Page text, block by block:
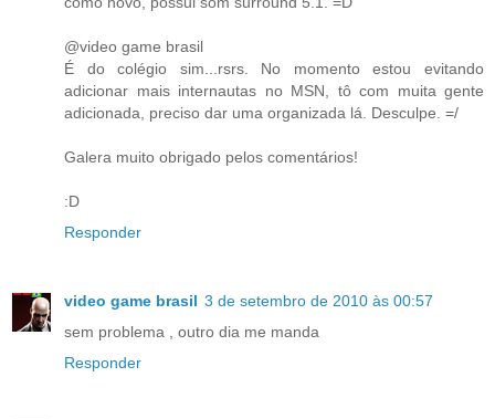
@video game brasil
É do colégio sim...rsrs. No momento estou evitando
adicionar mais internautas no MSN, tô com muita gente
adicionada, preciso dar uma organizada lá. Desculpe. =/
Galera muito obrigado pelos comentários!
:D
Responder
video game brasil 3 de setembro de 2010 às 00:57
sem problema , outro dia me manda
Responder